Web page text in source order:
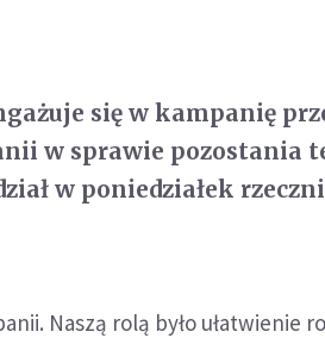
się w kampanię
w sprawie pozostania
w poniedziałek
Naszą rolą było ułatwienie